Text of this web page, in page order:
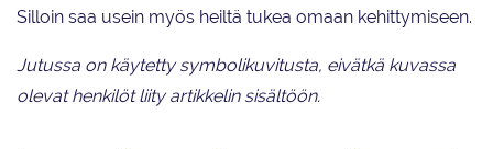
Silloin saa usein myös heiltä tukea omaan kehittymiseen.
Jutussa on käytetty symbolikuvitusta, eivätkä kuvassa
olevat henkilöt liity artikkelin sisältöön.